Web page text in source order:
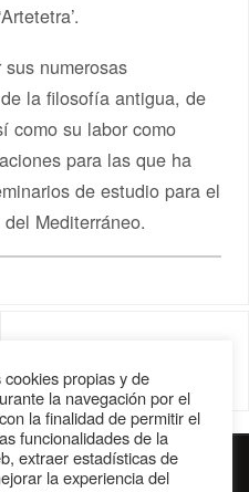
numerosas
la filosofía antigua, de
como su labor como
para las que ha
de estudio para el
Mediterráneo.
emoción
cookies propias y de
la navegación por el
la finalidad de permitir el
funcionalidades de la
extraer estadísticas de
la experiencia del